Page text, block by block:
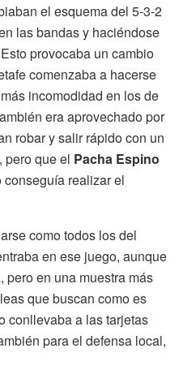
el esquema del 5-3-2
las bandas y haciéndose
provocaba un cambio
comenzaba a hacerse
incomodidad en los de
era aprovechado por
robar y salir rápido con un
pero que el Pacha Espino
realizar el
como todos los del
en ese juego, aunque
pero en una muestra más
que buscan como es
conllevaba a las tarjetas
para el defensa local,